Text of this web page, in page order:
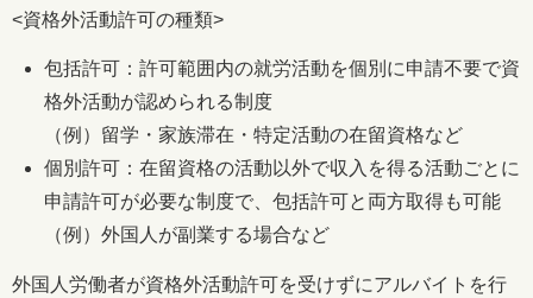
<資格外活動許可の種類>
包括許可：許可範囲内の就労活動を個別に申請不要で資
格外活動が認められる制度
（例）留学・家族滞在・特定活動の在留資格など
個別許可：在留資格の活動以外で収入を得る活動ごとに
申請許可が必要な制度で、包括許可と両方取得も可能
（例）外国人が副業する場合など
外国人労働者が資格外活動許可を受けずにアルバイトを行